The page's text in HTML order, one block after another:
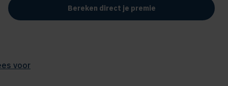
Bereken direct je premie
voor